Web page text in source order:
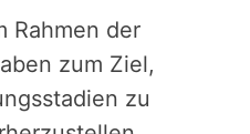
Rahmen der
zum Ziel,
zu